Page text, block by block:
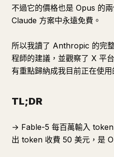
不過它的價格也是 Opus 的
Claude 方案中永遠免費。
所以我讀了 Anthropic 的完
程師的建議，並觀察了 X 平
有重點歸納成我目前正在使用
TL;DR
→ Fable-5 每百萬輸入
出 token 收費 50 美元，是